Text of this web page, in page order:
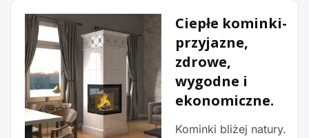
Ciepłe kominki-
przyjazne,
zdrowe,
wygodne i
ekonomiczne.
Kominki bliżej natury.